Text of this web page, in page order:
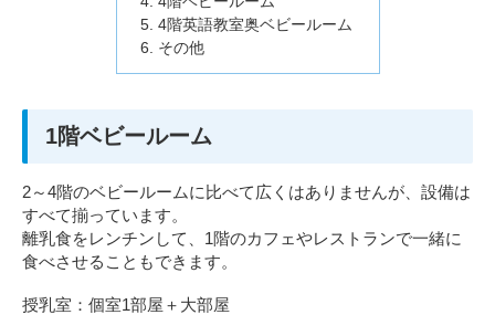
4階英語教室奥ベビールーム
その他
1階ベビールーム
2～4階のベビールームに比べて広くはありませんが、設備は
すべて揃っています。
離乳食をレンチンして、1階のカフェやレストランで一緒に
食べさせることもできます。
授乳室：個室1部屋＋大部屋